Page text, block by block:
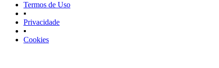
Termos de Uso
▪
Privacidade
▪
Cookies